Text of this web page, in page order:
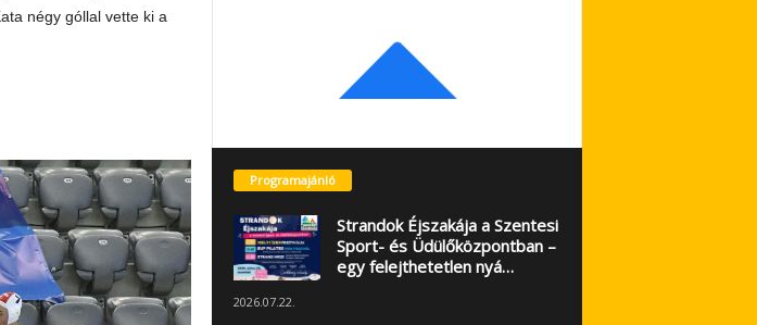
négy góllal vette ki a
Programajánló
Strandok Éjszakája a Szentesi
Sport- és Üdülőközpontban –
egy felejthetetlen nyá…
2026.07.22.